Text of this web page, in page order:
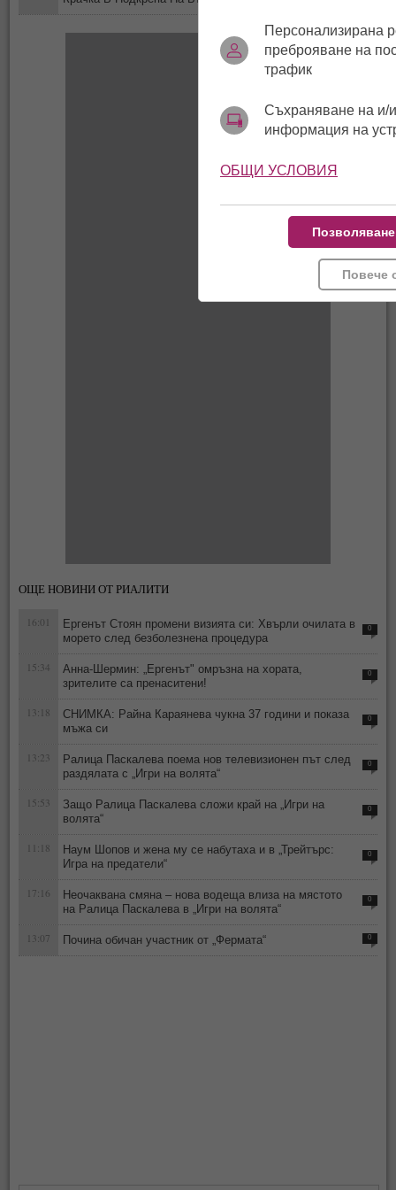
ОЩЕ НОВИНИ ОТ РИАЛИТИ
16:01
Ергенът Стоян промени визията си: Хвърли очилата в
морето след безболезнена процедура
0
15:34
Анна-Шермин: „Ергенът" омръзна на хората,
зрителите са пренаситени!
0
13:18
СНИМКА: Райна Караянева чукна 37 години и показа
мъжа си
0
13:23
Ралица Паскалева поема нов телевизионен път след
раздялата с „Игри на волята“
0
15:53
Защо Ралица Паскалева сложи край на „Игри на
волята“
0
11:18
Наум Шопов и жена му се набутаха и в „Трейтърс:
Игра на предатели“
0
17:16
Неочаквана смяна – нова водеща влиза на мястото
на Ралица Паскалева в „Игри на волята“
0
13:07 Почина обичан участник от „Фермата“ 0
Персонализирана
преброяване на
трафик
Съхраняване на и/
информация на
ОБЩИ УСЛОВИЯ
Повече